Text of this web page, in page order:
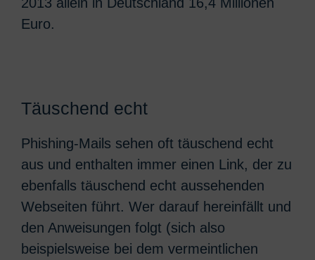
Euro.
Täuschend echt
Phishing-Mails sehen oft täuschend echt
aus und enthalten immer einen Link, der zu
ebenfalls täuschend echt aussehenden
Webseiten führt. Wer darauf hereinfällt und
den Anweisungen folgt (sich also
beispielsweise bei dem vermeintlichen